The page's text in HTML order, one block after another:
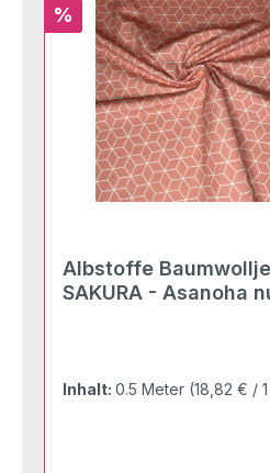
Rabatt
%
Albstoffe
SAKURA - Asanoha
Inhalt: 0.5 Meter (18,82 € /